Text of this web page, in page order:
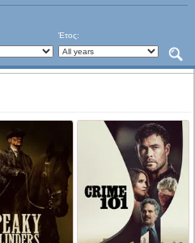
Έτος: